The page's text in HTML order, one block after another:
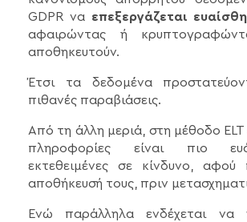
GDPR να επεξεργάζεται
αφαιρώντας ή
αποθηκευτούν.
Έτσι τα δεδομένα
πιθανές παραβιάσεις.
Από τη άλλη μεριά, στη μέθοδο ELT
πληροφορίες είναι πιο
εκτεθειμένες σε κίνδυνο, αφού
αποθήκευσή τους, πριν
Ενώ παράλληλα ενδέχεται να